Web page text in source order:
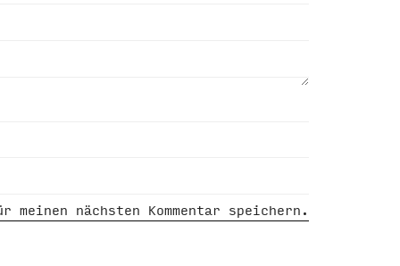
meinen nächsten Kommentar speichern.